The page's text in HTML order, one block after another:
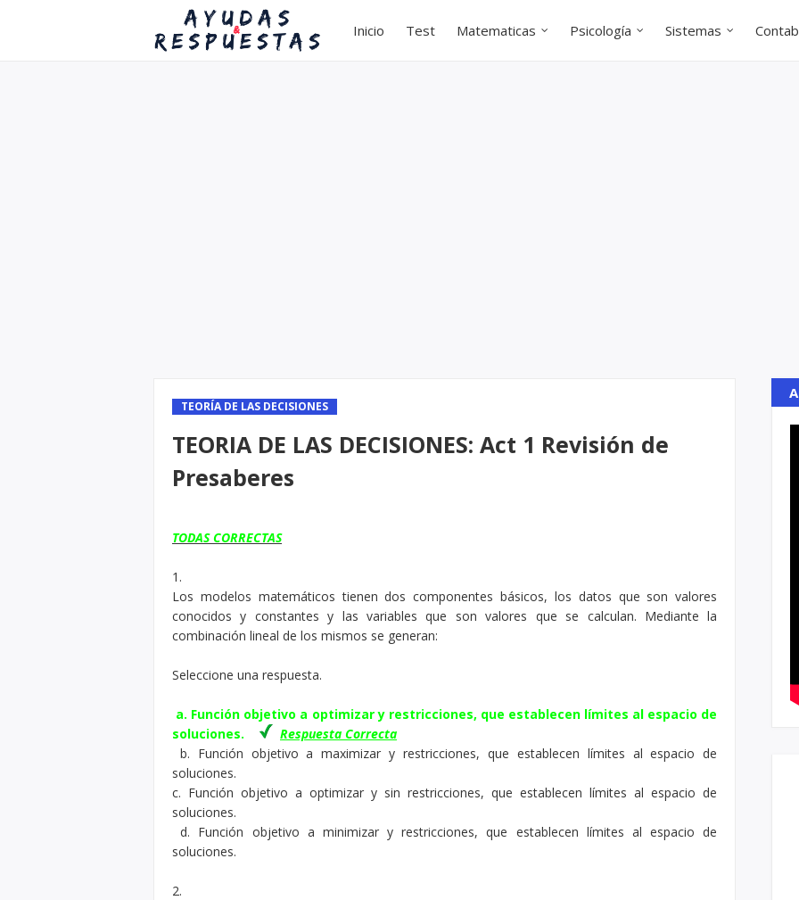
Inicio Test Matematicas Psicología Sistemas
TEORÍA DE LAS DECISIONES
TEORIA DE LAS DECISIONES: Act 1 Revisión de
Presaberes
TODAS CORRECTAS
1.
Los modelos matemáticos tienen dos componentes básicos, los datos que son valores
conocidos y constantes y las variables que son valores que se calculan. Mediante la
combinación lineal de los mismos se generan:
Seleccione una respuesta.
a. Función objetivo a optimizar y restricciones, que establecen límites al espacio de
soluciones.
Respuesta Correcta
b. Función objetivo a maximizar y restricciones, que establecen límites al espacio de
soluciones.
c. Función objetivo a optimizar y sin restricciones, que establecen límites al espacio de
soluciones.
d. Función objetivo a minimizar y restricciones, que establecen límites al espacio de
soluciones.
2.